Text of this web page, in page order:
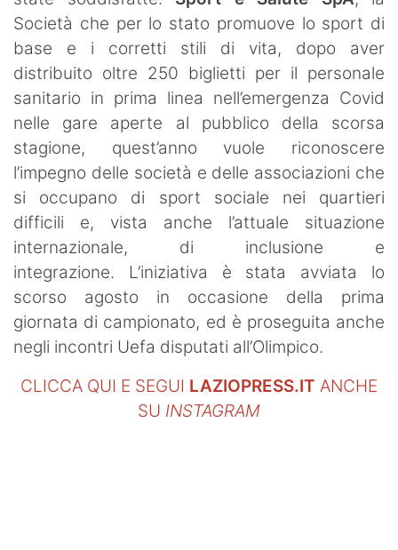
Società che per lo stato promuove lo sport di
base e i corretti stili di vita, dopo aver
distribuito oltre 250 biglietti per il personale
sanitario in prima linea nell’emergenza Covid
nelle gare aperte al pubblico della scorsa
stagione, quest’anno vuole riconoscere
l’impegno delle società e delle associazioni che
si occupano di sport sociale nei quartieri
difficili e, vista anche l’attuale situazione
internazionale, di inclusione e
integrazione. L’iniziativa è stata avviata lo
scorso agosto in occasione della prima
giornata di campionato, ed è proseguita anche
negli incontri Uefa disputati all’Olimpico.
CLICCA QUI E SEGUI LAZIOPRESS.IT ANCHE
SU INSTAGRAM